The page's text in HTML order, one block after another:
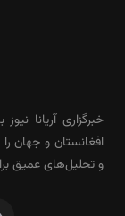
خبرگزاری آریانا
افغانستان و جهان
و تحلیل‌های عمیق